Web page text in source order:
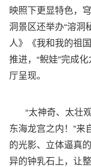
映照下更显特色，
洞景区还举办“溶洞
人》《我和我的祖
推进，“鲵娃”完成
厅呈现。
“太神奇、太壮
东海龙宫之内！”来
的光影、立体逼真
异的钟乳石上，让